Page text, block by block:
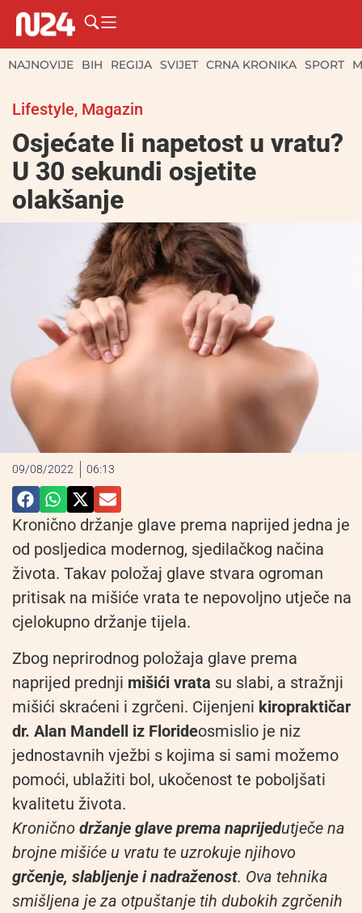
NAJNOVIJE BIH REGIJA SVIJET CRNA KRONIKA SPORT
Lifestyle, Magazin
Osjećate li napetost u vratu?
U 30 sekundi osjetite
olakšanje
09/08/2022 06:13
Kronično držanje glave prema naprijed jedna je
od posljedica modernog, sjedilačkog načina
života. Takav položaj glave stvara ogroman
pritisak na mišiće vrata te nepovoljno utječe na
cjelokupno držanje tijela.
Zbog neprirodnog položaja glave prema
naprijed prednji mišići vrata su slabi, a stražnji
mišići skraćeni i zgrčeni. Cijenjeni kiropraktičar
dr. Alan Mandell iz Florideosmislio je niz
jednostavnih vježbi s kojima si sami možemo
pomoći, ublažiti bol, ukočenost te poboljšati
kvalitetu života.
Kronično držanje glave prema naprijedutječe na
brojne mišiće u vratu te uzrokuje njihovo
grčenje, slabljenje i nadraženost. Ova tehnika
smišljena je za otpuštanje tih dubokih zgrčenih